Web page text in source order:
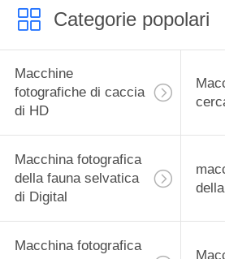
Categorie popolari
Macchine
fotografiche di caccia
di HD
Macchina fotografica
della fauna selvatica
di Digital
Macchina fotografica